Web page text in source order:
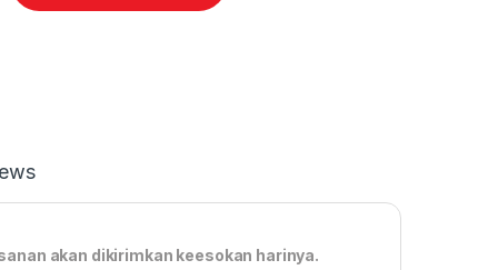
akan dikirimkan keesokan harinya.